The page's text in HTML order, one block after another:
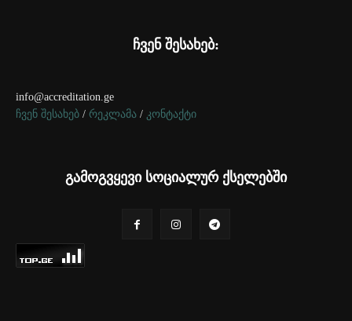
ჩვენ შესახებ:
info@accreditation.ge
ჩვენ შესახებ / რეკლამა / კონტაქტი
გამოგვყევი სოციალურ ქსელებში